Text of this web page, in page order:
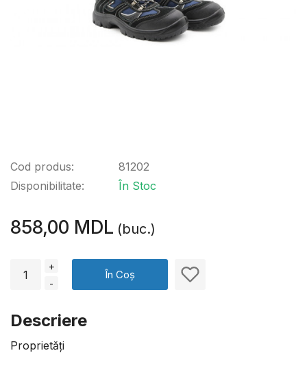
Cod produs:
Disponibilitate:
81202
În Stoc
858,00 MDL (buc.)
+
-
În Coș
Descriere
Proprietăți